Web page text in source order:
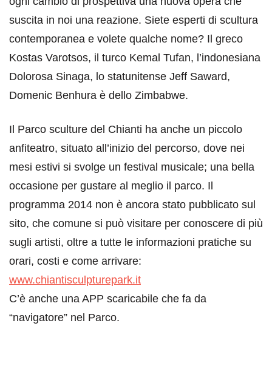
suscita in noi una reazione. Siete esperti di scultura
contemporanea e volete qualche nome? Il greco
Kostas Varotsos, il turco Kemal Tufan, l’indonesiana
Dolorosa Sinaga, lo statunitense Jeff Saward,
Domenic Benhura è dello Zimbabwe.
Il Parco sculture del Chianti ha anche un piccolo
anfiteatro, situato all’inizio del percorso, dove nei
mesi estivi si svolge un festival musicale; una bella
occasione per gustare al meglio il parco. Il
programma 2014 non è ancora stato pubblicato sul
sito, che comune si può visitare per conoscere di più
sugli artisti, oltre a tutte le informazioni pratiche su
orari, costi e come arrivare:
www.chiantisculpturepark.it
C’è anche una APP scaricabile che fa da
“navigatore” nel Parco.